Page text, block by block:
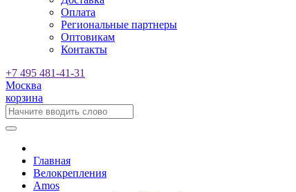
Оплата
Региональные партнеры
Оптовикам
Контакты
+7 495 481-41-31
Москва
корзина
Главная
Велокрепления
Amos